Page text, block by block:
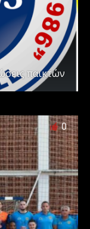
παικτών
0